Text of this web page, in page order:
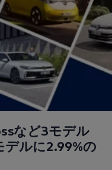
など3モデル
デルに2.99%の